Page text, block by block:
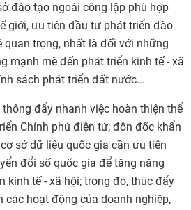
đào tạo ngoài công lập phù hợp
giới, ưu tiên đầu tư phát triển đào
quan trọng, nhất là đối với những
mạnh mẽ đến phát triển kinh tế - xã
sách phát triển đất nước...
đẩy nhanh việc hoàn thiện thể
Chính phủ điện tử; đôn đốc khẩn
sở dữ liệu quốc gia cần ưu tiên
đổi số quốc gia để tăng năng
kinh tế - xã hội; trong đó, thúc đẩy
các hoạt động của doanh nghiệp,